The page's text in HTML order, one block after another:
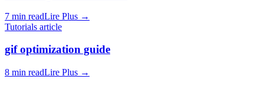
7 min readLire Plus →
Tutorials article
gif optimization guide
8 min readLire Plus →